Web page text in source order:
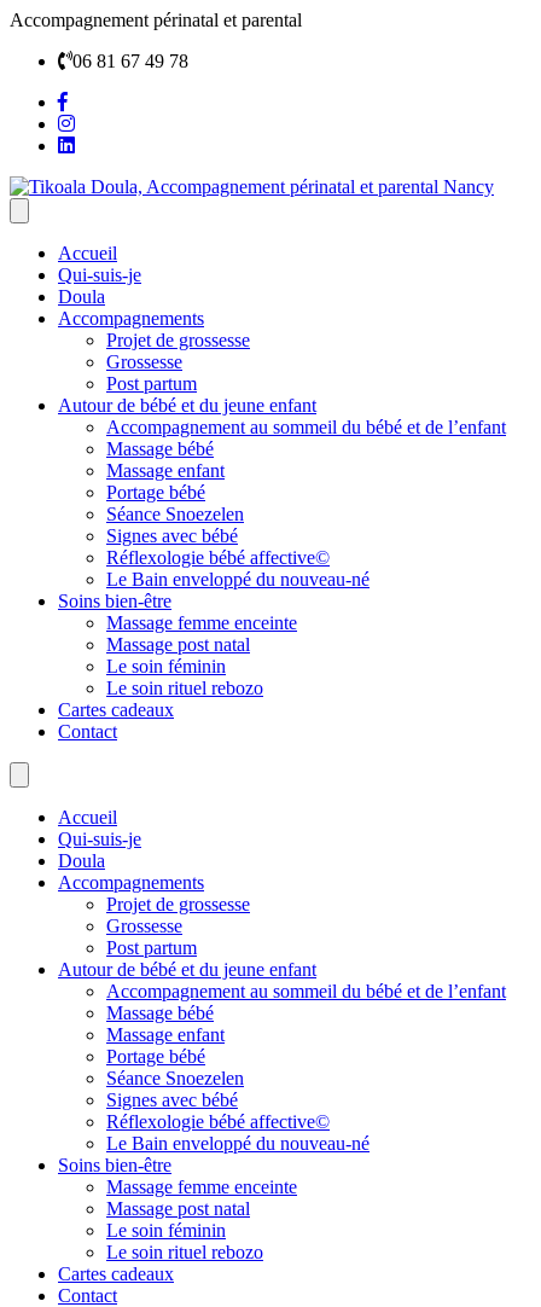
Accompagnement périnatal et parental
06 81 67 49 78
Accueil
Qui-suis-je
Doula
Accompagnements
Projet de grossesse
Grossesse
Post partum
Autour de bébé et du jeune enfant
Accompagnement au sommeil du bébé et de l’enfant
Massage bébé
Massage enfant
Portage bébé
Séance Snoezelen
Signes avec bébé
Réflexologie bébé affective©
Le Bain enveloppé du nouveau-né
Soins bien-être
Massage femme enceinte
Massage post natal
Le soin féminin
Le soin rituel rebozo
Cartes cadeaux
Contact
Accueil
Qui-suis-je
Doula
Accompagnements
Projet de grossesse
Grossesse
Post partum
Autour de bébé et du jeune enfant
Accompagnement au sommeil du bébé et de l’enfant
Massage bébé
Massage enfant
Portage bébé
Séance Snoezelen
Signes avec bébé
Réflexologie bébé affective©
Le Bain enveloppé du nouveau-né
Soins bien-être
Massage femme enceinte
Massage post natal
Le soin féminin
Le soin rituel rebozo
Cartes cadeaux
Contact